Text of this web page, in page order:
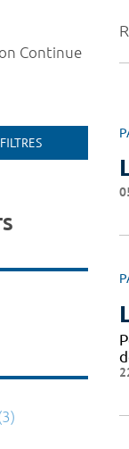
Continue